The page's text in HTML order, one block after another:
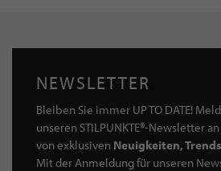
NEWSLETTER
Bleiben Sie immer UP TO DATE!
unseren STILPUNKTE®-Newsletter
von exklusiven Neuigkeiten, Trends
Mit der Anmeldung für unseren